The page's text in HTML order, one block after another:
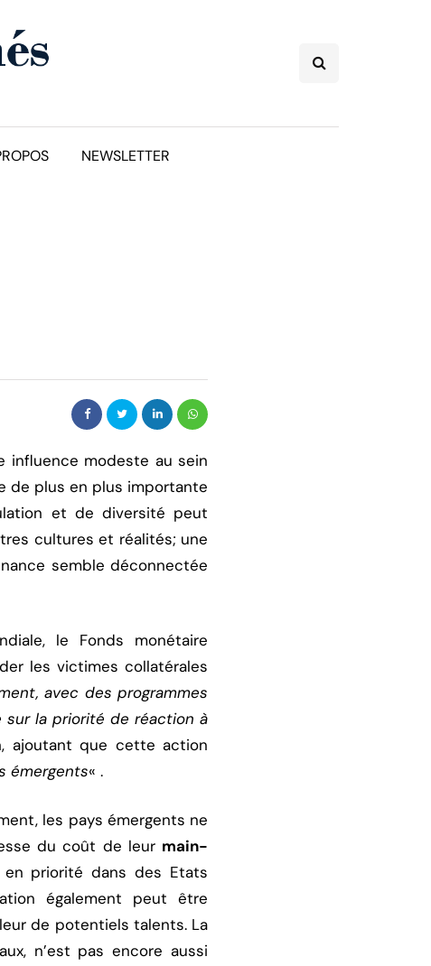
NEWSLETTER
influence modeste au sein
de plus en plus importante
et de diversité peut
cultures et réalités; une
semble déconnectée
le Fonds monétaire
les victimes collatérales
avec des programmes
sur la priorité de réaction à
ajoutant que cette action
émergents« .
les pays émergents ne
du coût de leur main-
en priorité dans des Etats
également peut être
de potentiels talents. La
n’est pas encore aussi